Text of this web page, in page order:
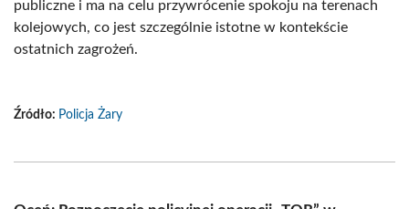
publiczne i ma na celu przywrócenie spokoju na terenach
kolejowych, co jest szczególnie istotne w kontekście
ostatnich zagrożeń.
Źródło: Policja Żary